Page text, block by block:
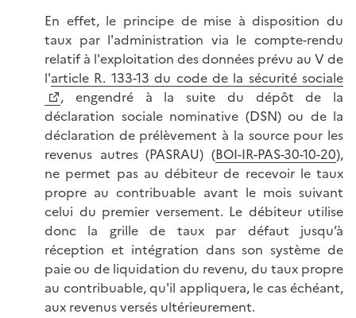
En effet, le principe de mise à disposition du
taux par l'administration via le compte-rendu
relatif à l'exploitation des données prévu au V de
l'article R. 133-13 du code de la sécurité sociale
, engendré à la suite du dépôt de la
déclaration sociale nominative (DSN) ou de la
déclaration de prélèvement à la source pour les
revenus autres (PASRAU) (BOI-IR-PAS-30-10-20),
ne permet pas au débiteur de recevoir le taux
propre au contribuable avant le mois suivant
celui du premier versement. Le débiteur utilise
donc la grille de taux par défaut jusqu’à
réception et intégration dans son système de
paie ou de liquidation du revenu, du taux propre
au contribuable, qu'il appliquera, le cas échéant,
aux revenus versés ultérieurement.